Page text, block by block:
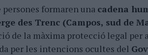
formaren una cadena
des Trenc (Campos, sud de
de la màxima protecció legal per
per les intencions ocultes del